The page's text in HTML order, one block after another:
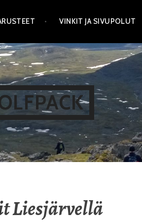
VINKIT JA SIVUPOLUT
Liesjärvellä